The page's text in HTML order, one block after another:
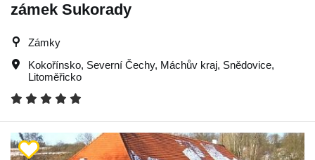
zámek Sukorady
Zámky
Kokořínsko, Severní Čechy, Máchův kraj, Snědovice,
Litoměřicko